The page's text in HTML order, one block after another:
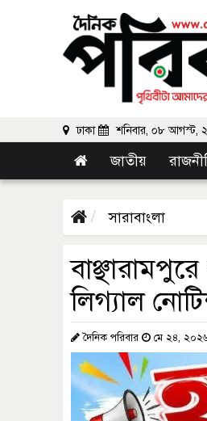
ঢাকা শনিবার, ০৮ আগস্ট,
জাতীয়
সারাবাংলা
লিগ্যাল
দৈনিক পরিবার মে ২৪,